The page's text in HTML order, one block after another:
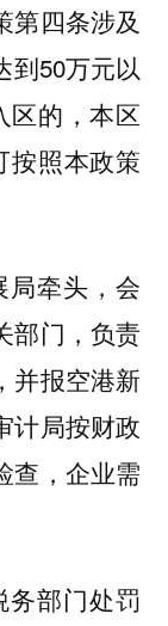
第四条涉及
到50万元以
区的，本区
按照本政策
牵头，会
部门，负责
并报空港新
计局按财政
查，企业需
部门处罚